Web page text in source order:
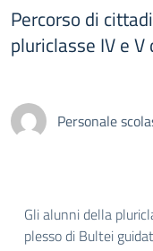
Percorso di
pluriclasse IV e
Personale
Gli alunni della
plesso di Bultei